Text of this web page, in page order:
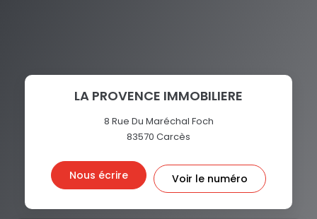
LA PROVENCE IMMOBILIERE
8 Rue Du Maréchal Foch
83570 Carcès
Nous écrire Voir le numéro